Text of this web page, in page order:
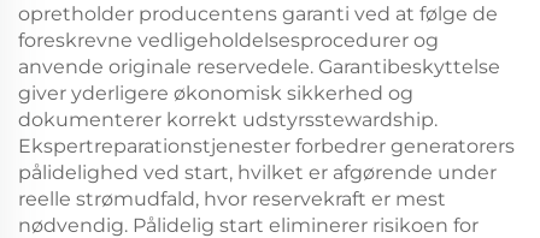
opretholder producentens garanti ved at følge de
foreskrevne vedligeholdelsesprocedurer og
anvende originale reservedele. Garantibeskyttelse
giver yderligere økonomisk sikkerhed og
dokumenterer korrekt udstyrsstewardship.
Ekspertreparationstjenester forbedrer generatorers
pålidelighed ved start, hvilket er afgørende under
reelle strømudfald, hvor reservekraft er mest
nødvendig. Pålidelig start eliminerer risikoen for